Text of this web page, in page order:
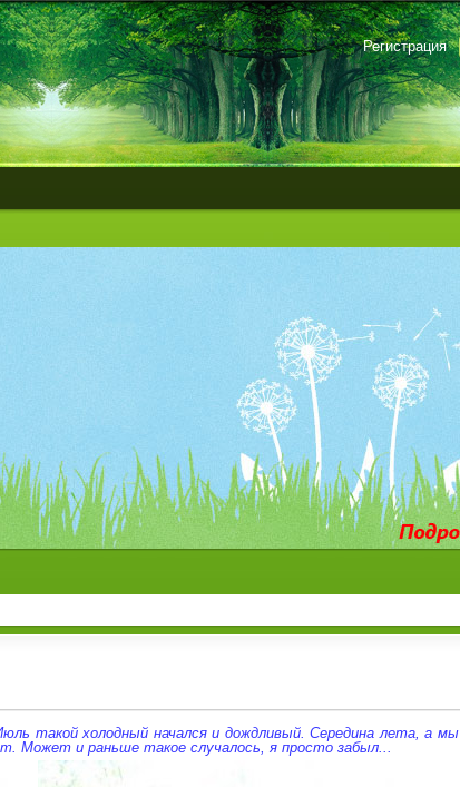
Регистрация
такой холодный начался и дождливый. Середина лета, а мы
Может и раньше такое случалось, я просто забыл...